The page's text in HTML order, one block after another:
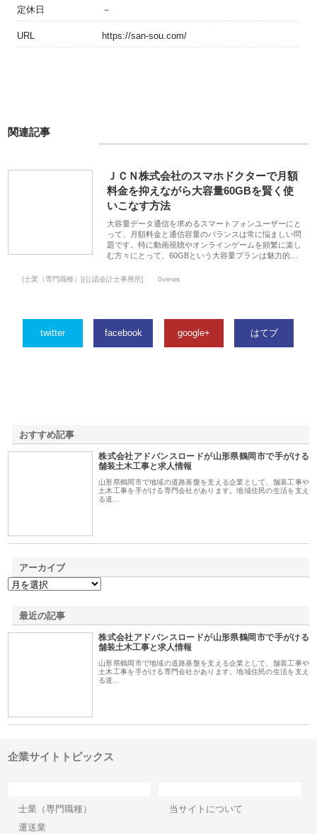
定休日 －
URL https://san-sou.com/
関連記事
ＪＣＮ株式会社のスマホドクターで月額
料金を抑えながら大容量60GBを賢く使
いこなす方法
大容量データ通信を求めるスマートフォンユーザーにと
って、月額料金と通信容量のバランスは常に悩ましい問
題です。特に動画視聴やオンラインゲームを頻繁に楽し
む方々にとって、60GBという大容量プランは魅力的…
[士業（専門職種）][公認会計士事務所] 0views
twitter facebook google+ はてブ
おすすめ記事
株式会社アドバンスロードが山形県鶴岡市で手がける
舗装土木工事と求人情報
山形県鶴岡市で地域の道路基盤を支える企業として、舗装工事や
土木工事を手がける専門会社があります。地域住民の生活を支え
る道…
アーカイブ
最近の記事
株式会社アドバンスロードが山形県鶴岡市で手がける
舗装土木工事と求人情報
山形県鶴岡市で地域の道路基盤を支える企業として、舗装工事や
土木工事を手がける専門会社があります。地域住民の生活を支え
る道…
企業サイトトピックス
士業（専門職種）
運送業
当サイトについて